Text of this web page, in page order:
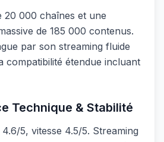
20 000 chaînes et une
de 185 000 contenus.
par son streaming fluide
compatibilité étendue incluant
Technique & Stabilité
5, vitesse 4.5/5. Streaming